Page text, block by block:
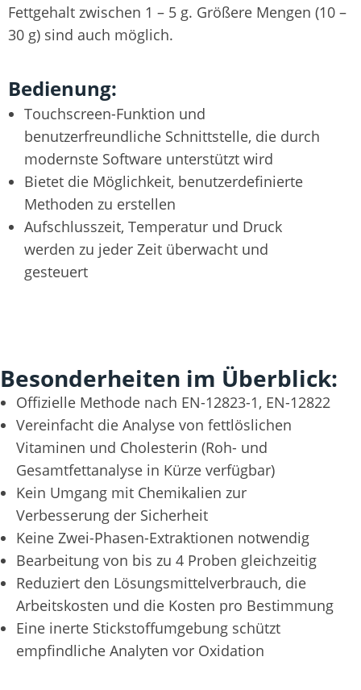
Fettgehalt zwischen 1 – 5 g. Größere Mengen (10 –
30 g) sind auch möglich.
Bedienung:
Touchscreen-Funktion und
benutzerfreundliche Schnittstelle, die durch
modernste Software unterstützt wird
Bietet die Möglichkeit, benutzerdefinierte
Methoden zu erstellen
Aufschlusszeit, Temperatur und Druck
werden zu jeder Zeit überwacht und
gesteuert
Besonderheiten im Überblick:
Offizielle Methode nach EN-12823-1, EN-12822
Vereinfacht die Analyse von fettlöslichen
Vitaminen und Cholesterin (Roh- und
Gesamtfettanalyse in Kürze verfügbar)
Kein Umgang mit Chemikalien zur
Verbesserung der Sicherheit
Keine Zwei-Phasen-Extraktionen notwendig
Bearbeitung von bis zu 4 Proben gleichzeitig
Reduziert den Lösungsmittelverbrauch, die
Arbeitskosten und die Kosten pro Bestimmung
Eine inerte Stickstoffumgebung schützt
empfindliche Analyten vor Oxidation